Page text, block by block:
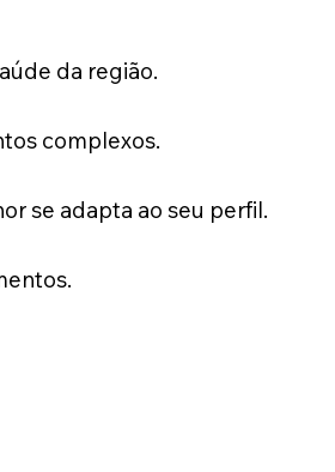
da região.
complexos.
se adapta ao seu perfil.